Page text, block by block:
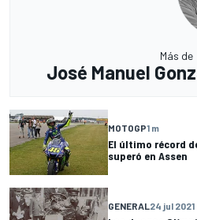
Más de
José Manuel
MOTOGP1 m
El último récord
superó en Assen
GENERAL24 jul 2021